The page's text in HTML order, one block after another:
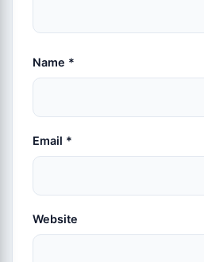
Name *
Email *
Website